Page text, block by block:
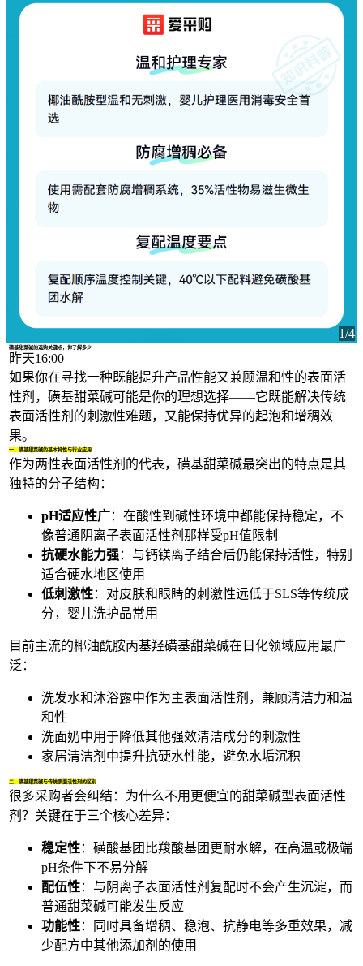
1/4
磺基甜菜碱的选购关键点，你了解多少
昨天16:00
如果你在寻找一种既能提升产品性能又兼顾温和性的表面活
性剂， 磺基甜菜碱可能是你的理想选择——它既能解决传统
表面活性剂的刺激性难题，又能保持优异的起泡和增稠效
果。
一、磺基甜菜碱的基本特性与行业应用
作为两性表面活性剂 的代表， 磺基甜菜碱最突出的特点是其
独特的分子结构：
pH适应性广：在酸性到碱性环境中都能保持稳定，不
像普通阴离子表面活性剂那样受pH值限制
抗硬水能力强：与钙镁离子结合后仍能保持活性，特别
适合硬水地区使用
低刺激性：对皮肤和眼睛的刺激性远低于SLS等传统成
分，婴儿洗护品常用
目前主流的椰油酰胺丙基羟磺基甜菜碱在日化领域应用最广
泛：
洗发水和沐浴露中作为主表面活性剂，兼顾清洁力和温
和性
洗面奶中用于降低其他强效清洁成分的刺激性
家居清洁剂中提升抗硬水性能，避免水垢沉积
二、磺基甜菜碱与传统表面活性剂的区别
很多采购者会纠结：为什么不用更便宜的甜菜碱型表面活性
剂 ？关键在于三个核心差异：
稳定性：磺酸基团比羧酸基团更耐水解，在高温或极端
pH条件下不易分解
配伍性：与阴离子表面活性剂复配时不会产生沉淀，而
普通甜菜碱可能发生反应
功能性：同时具备增稠、稳泡、抗静电等多重效果，减
少配方中其他添加剂的使用